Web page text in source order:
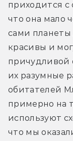
приходится с
что она мало
сами планеты
красивы и
причудливой
их разумные
обитателей
примерно на
используют
что мы